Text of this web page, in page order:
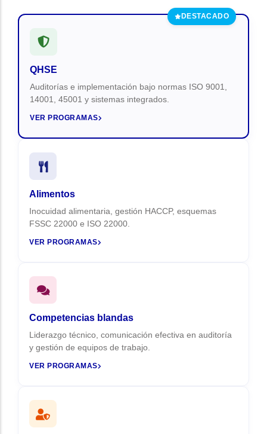
DESTACADO
QHSE
Auditorías e implementación bajo normas ISO 9001,
14001, 45001 y sistemas integrados.
VER PROGRAMAS
Alimentos
Inocuidad alimentaria, gestión HACCP, esquemas
FSSC 22000 e ISO 22000.
VER PROGRAMAS
Competencias blandas
Liderazgo técnico, comunicación efectiva en auditoría
y gestión de equipos de trabajo.
VER PROGRAMAS